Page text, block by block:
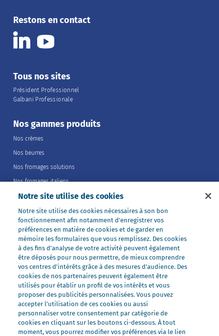
Restons en contact
Tous nos sites
Président Professionnel
Galbani Professionale
Nos gammes produits
Nos crèmes
Nos beurres
Nos fromages solutions
Nos fromages italiens
Nos fromages portions
Nos fromages entiers
Nos préparations
Nos ultra-frais
Nos laits
Nos marques
Président Professionnel
Galbani Professionale
Lactel Professionnel
Société Professionnel
Notre site utilise des cookies
Notre site utilise des cookies nécessaires à son bon
fonctionnement afin notamment d’enregistrer vos
préférences en matière de cookies et de garder en
mémoire les formulaires que vous remplissez. Des cookies
à des fins d’analyse de votre activité peuvent également
être déposés pour nous permettre, de mieux comprendre
vos centres d'intérêts grâce à des mesures d’audience. Des
cookies de nos partenaires peuvent également être
utilisés pour établir un profil de vos intérêts et vous
proposer des publicités personnalisées. Vous pouvez
accepter l’utilisation de ces cookies ou aussi
personnaliser votre consentement par catégorie de
cookies en cliquant sur les boutons ci-dessous. À tout
moment, vous pourrez modifier vos préférences via le lien